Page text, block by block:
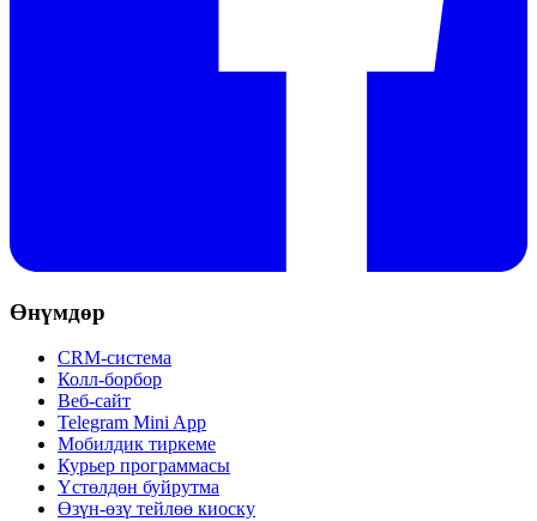
Өнүмдөр
CRM-система
Колл-борбор
Веб-сайт
Telegram Mini App
Мобилдик тиркеме
Курьер программасы
Үстөлдөн буйрутма
Өзүн-өзү тейлөө киоску